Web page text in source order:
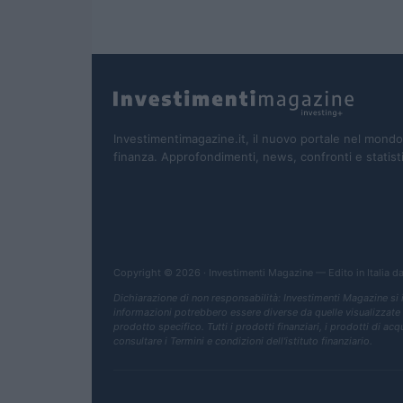
Investimentimagazine.it, il nuovo portale nel
finanza. Approfondimenti, news, confronti e
Copyright © 2026 · Investimenti Magazine — Edito in Italia da
Dichiarazione di non responsabilità: Investimenti Magazine
informazioni potrebbero essere diverse da quelle
prodotto specifico. Tutti i prodotti finanziari, i prodotti di
consultare i Termini e condizioni dell'istituto finanziario.